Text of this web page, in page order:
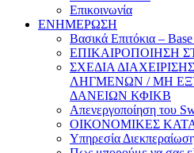
Επικοινωνία
ΕΝΗΜΕΡΩΣΗ
Βασικά Επιτόκια –
ΕΠΙΚΑΙΡΟΠΟΙΗΣΗ
ΣΧΕΔΙΑ
ΛΗΓΜΕΝΩΝ / ΜΗ
ΔΑΝΕΙΩΝ ΚΦΙΚΒ
Απενεργοποίηση του
ΟΙΚΟΝΟΜΙΚΕΣ
Υπηρεσία